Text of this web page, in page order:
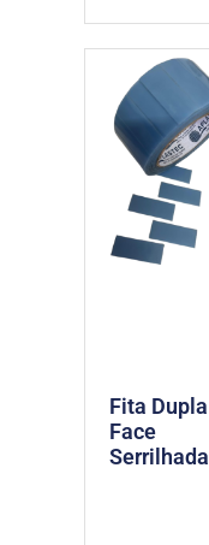
Fita Dupla
Face
Serrilhada